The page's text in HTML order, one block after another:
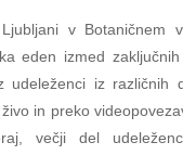
v Botaničnem
eden izmed
udeleženci iz različnih
in preko
večji del